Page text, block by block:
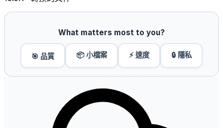
What matters most to you?
🎯 品質 📦 小檔案 ⚡ 速度 🔒 隱私